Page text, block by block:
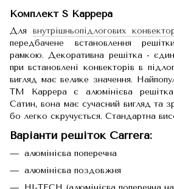
Комплект S Каррера
Для внутрішньопідлогових
передбачене встановлення
рамкою. Декоративна решітка -
при встановлені конвекторів в
вигляд має велике значення.
ТМ Каррера є алюмінієва
Сатин, вона має сучасний вигляд та
бо легко скручується. Стандартна
Варіанти решіток Carrera:
алюмінієва поперечна
алюмінієва поздовжня